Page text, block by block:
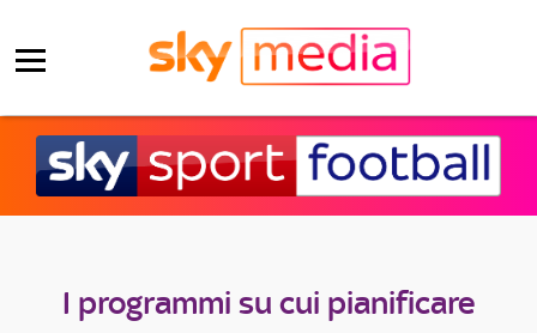
I programmi su cui pianificare